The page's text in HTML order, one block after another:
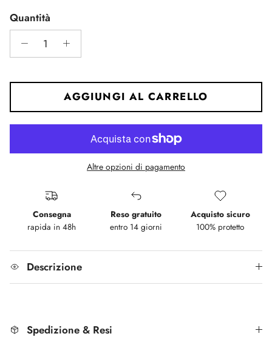
Rating of 5 means Morbida.
The rating of this product for "" is 0.
Quantità
AGGIUNGI AL CARRELLO
Altre opzioni di pagamento
Consegna
rapida in 48h
Reso gratuito
entro 14 giorni
Acquisto sicuro
100% protetto
Descrizione
Spedizione & Resi